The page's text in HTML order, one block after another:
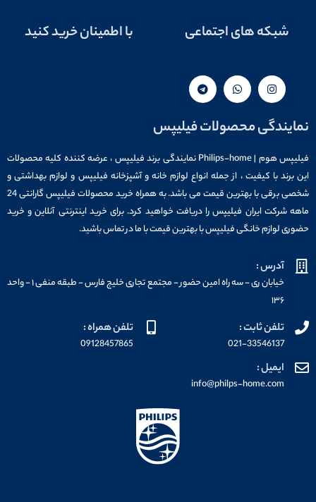
شبکه های اجتماعی با اطمینان خرید کنید
نمایندگی محصولات فیلیپس
فیلیپس هوم | Philips-home نمایندگی برند فیلیپس ، عرضه کننده کلیه محصولات
این برند با کیفیت ، از جمله انواع لوازم خانه و آشپزخانه فیلیپس و لوازم بهداشتی و
شخصی برقی با بهترین قیمت می باشد. به همراه خرید محصولات فیلیپس گارانتی 24
ماهه شرکت ایران فیلیپس را دریافت خواهید کرد. برای خرید اینترنتی آنلاین و خرید
حضوری لوازم خانگی فیلیپس با بهترین قیمت با ما در تماس باشید.
آدرس :
خیابان ری - سه راه امین حضور - مجتمع تجاری خلیج فارس - طبقه منفی ۱ - واحد
۱۳۶
تلفن ثابت :
021-33546137
تلفن همراه :
09128457865
ایمیل :
info@philps-home.com